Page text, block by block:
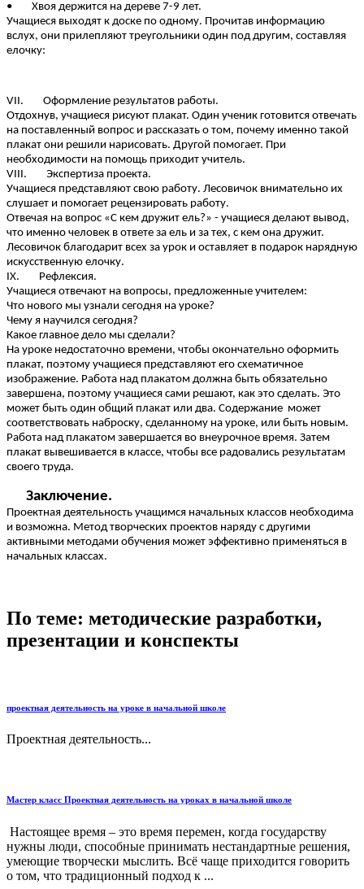
• Хвоя держится на дереве 7-9 лет.
Учащиеся выходят к доске по одному. Прочитав информацию
вслух, они прилепляют треугольники один под другим, составляя
елочку:
VII. Оформление результатов работы.
Отдохнув, учащиеся рисуют плакат. Один ученик готовится отвечать
на поставленный вопрос и рассказать о том, почему именно такой
плакат они решили нарисовать. Другой помогает. При
необходимости на помощь приходит учитель.
VIII. Экспертиза проекта.
Учащиеся представляют свою работу. Лесовичок внимательно их
слушает и помогает рецензировать работу.
Отвечая на вопрос «С кем дружит ель?» - учащиеся делают вывод,
что именно человек в ответе за ель и за тех, с кем она дружит.
Лесовичок благодарит всех за урок и оставляет в подарок нарядную
искусственную елочку.
IX. Рефлексия.
Учащиеся отвечают на вопросы, предложенные учителем:
Что нового мы узнали сегодня на уроке?
Чему я научился сегодня?
Какое главное дело мы сделали?
На уроке недостаточно времени, чтобы окончательно оформить
плакат, поэтому учащиеся представляют его схематичное
изображение. Работа над плакатом должна быть обязательно
завершена, поэтому учащиеся сами решают, как это сделать. Это
может быть один общий плакат или два. Содержание может
соответствовать наброску, сделанному на уроке, или быть новым.
Работа над плакатом завершается во внеурочное время. Затем
плакат вывешивается в классе, чтобы все радовались результатам
своего труда.
Заключение.
Проектная деятельность учащимся начальных классов необходима
и возможна. Метод творческих проектов наряду с другими
активными методами обучения может эффективно применяться в
начальных классах.
По теме: методические разработки,
презентации и конспекты
проектная деятельность на уроке в начальной школе
Проектная деятельность...
Мастер класс Проектная деятельность на уроках в начальной школе
Настоящее время – это время перемен, когда государству
нужны люди, способные принимать нестандартные решения,
умеющие творчески мыслить. Всё чаще приходится говорить
о том, что традиционный подход к ...